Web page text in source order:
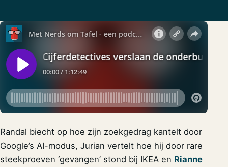
Randal biecht op hoe zijn zoekgedrag kantelt door
Google’s AI-modus, Jurian vertelt hoe hij door rare
steekproeven ‘gevangen’ stond bij IKEA en Rianne